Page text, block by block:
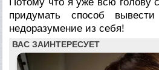
придумать способ вывести
недоразумение из себя!